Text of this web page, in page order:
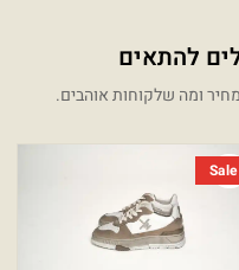
להתאים
ומה שלקוחות אוהבים.
היה: ₪849.00.
הוא: ₪299.00.